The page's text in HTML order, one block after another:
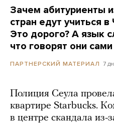
Зачем абитуриенты
стран едут учиться
Это дорого? А язык
что говорят они сами
ПАРТНЕРСКИЙ МАТЕРИАЛ 7
Полиция Сеула
квартире Starbucks.
в центре скандала из-